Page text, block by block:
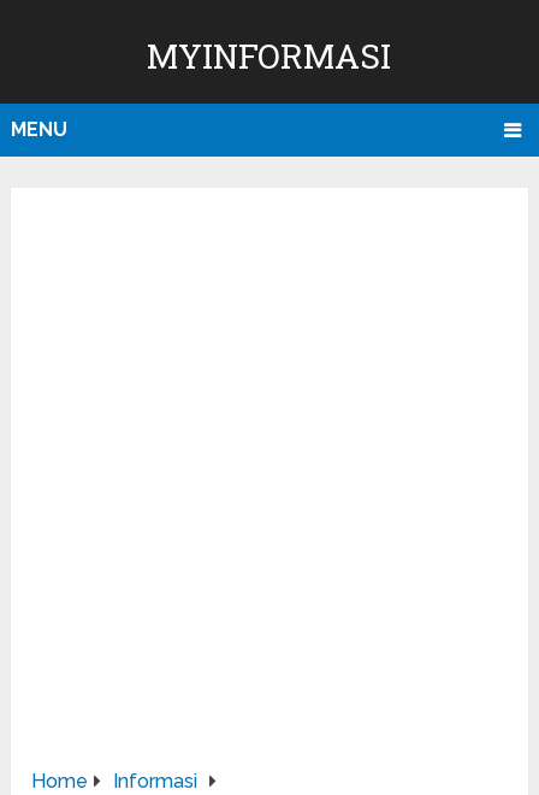
MYINFORMASI
MENU
Home
Informasi